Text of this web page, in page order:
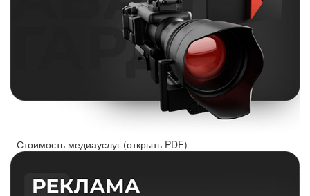
- Стоимость медиауслуг (открыть PDF) -